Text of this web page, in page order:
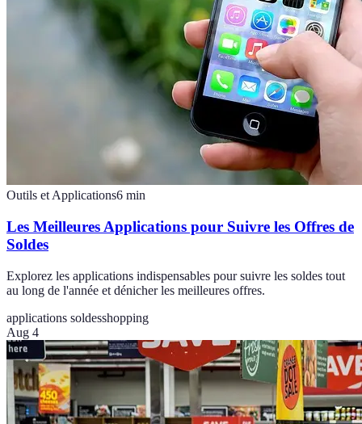
Outils et Applications6 min
Les Meilleures Applications pour Suivre les Offres de
Soldes
Explorez les applications indispensables pour suivre les soldes tout
au long de l'année et dénicher les meilleures offres.
applications soldesshopping
Aug 4